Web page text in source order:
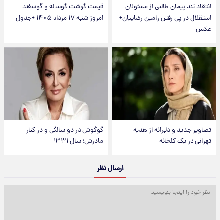
انتقاد تند پیمان طالبی از مسئولان
استقلال در پی رفتن رامین رضاییان+
عکس
قیمت گوشت گوساله و گوسفند
امروز شنبه ۱۷ مرداد ۱۴۰۵ +جدول
تصاویر جدید و دلبرانه از هدیه
تهرانی در یک گلخانه
گوگوش در دو سالگی و در کنار
مادرش؛ سال ۱۳۳۱
ارسال نظر